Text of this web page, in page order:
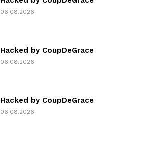
06.08.2026
Hacked by CoupDeGrace
06.08.2026
Hacked by CoupDeGrace
06.08.2026